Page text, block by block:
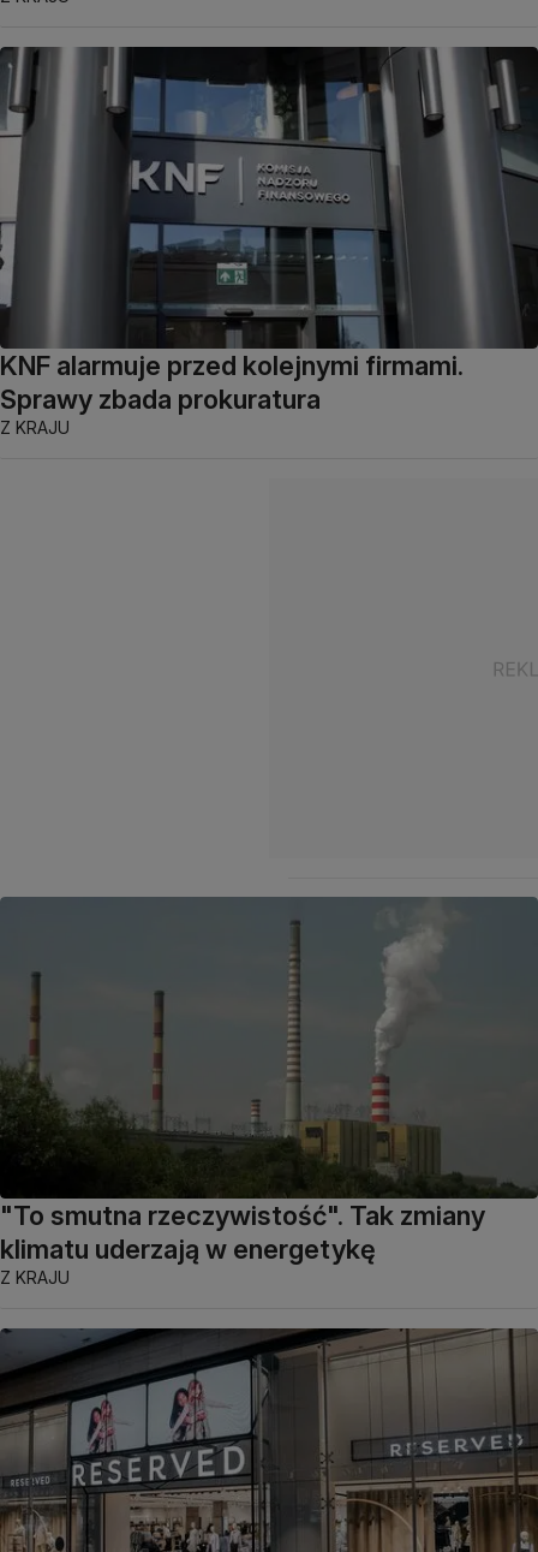
KNF alarmuje przed kolejnymi firmami.
Sprawy zbada prokuratura
Z KRAJU
"To smutna rzeczywistość". Tak zmiany
klimatu uderzają w energetykę
Z KRAJU